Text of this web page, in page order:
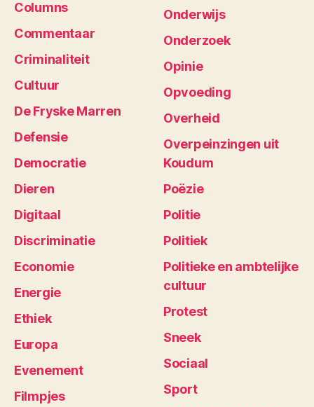
Columns
Commentaar
Criminaliteit
Cultuur
De Fryske Marren
Defensie
Democratie
Dieren
Digitaal
Discriminatie
Economie
Energie
Ethiek
Europa
Evenement
Filmpjes
Onderwijs
Onderzoek
Opinie
Opvoeding
Overheid
Overpeinzingen uit
Koudum
Poëzie
Politie
Politiek
Politieke en ambtelijke
cultuur
Protest
Sneek
Sociaal
Sport